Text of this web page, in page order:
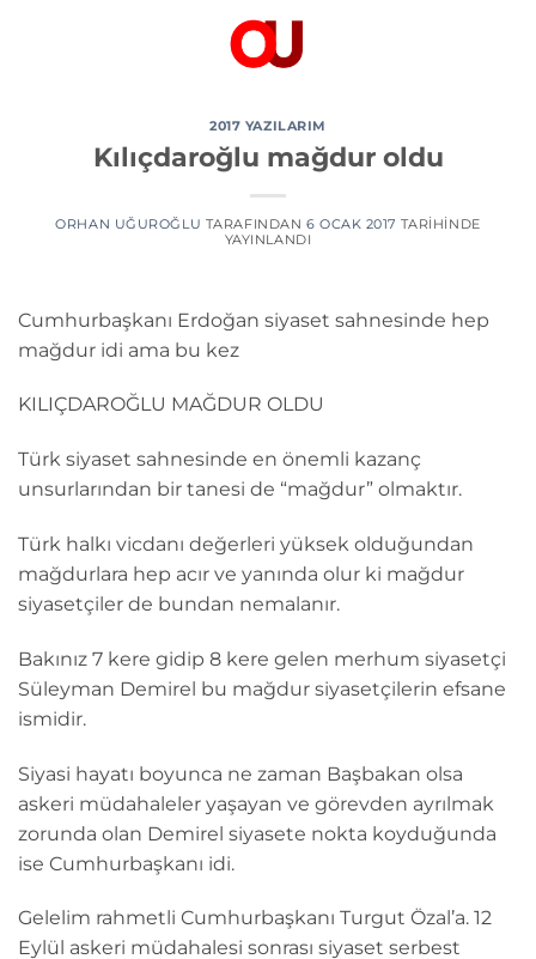
2017 YAZILARIM
Kılıçdaroğlu mağdur oldu
ORHAN UĞUROĞLU TARAFINDAN 6 OCAK 2017 TARIHINDE
YAYINLANDI
Cumhurbaşkanı Erdoğan siyaset sahnesinde hep
mağdur idi ama bu kez
KILIÇDAROĞLU MAĞDUR OLDU
Türk siyaset sahnesinde en önemli kazanç
unsurlarından bir tanesi de “mağdur” olmaktır.
Türk halkı vicdanı değerleri yüksek olduğundan
mağdurlara hep acır ve yanında olur ki mağdur
siyasetçiler de bundan nemalanır.
Bakınız 7 kere gidip 8 kere gelen merhum siyasetçi
Süleyman Demirel bu mağdur siyasetçilerin efsane
ismidir.
Siyasi hayatı boyunca ne zaman Başbakan olsa
askeri müdahaleler yaşayan ve görevden ayrılmak
zorunda olan Demirel siyasete nokta koyduğunda
ise Cumhurbaşkanı idi.
Gelelim rahmetli Cumhurbaşkanı Turgut Özal’a. 12
Eylül askeri müdahalesi sonrası siyaset serbest